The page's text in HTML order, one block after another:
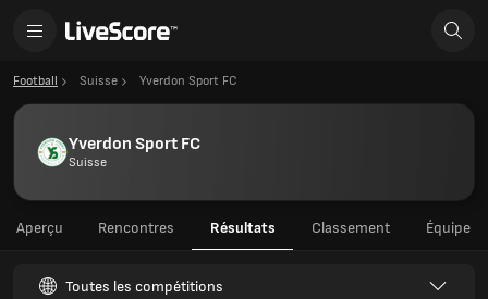
Football Suisse Yverdon Sport FC
Yverdon Sport FC
Suisse
Aperçu Rencontres Résultats Classement Équipe
Toutes les compétitions